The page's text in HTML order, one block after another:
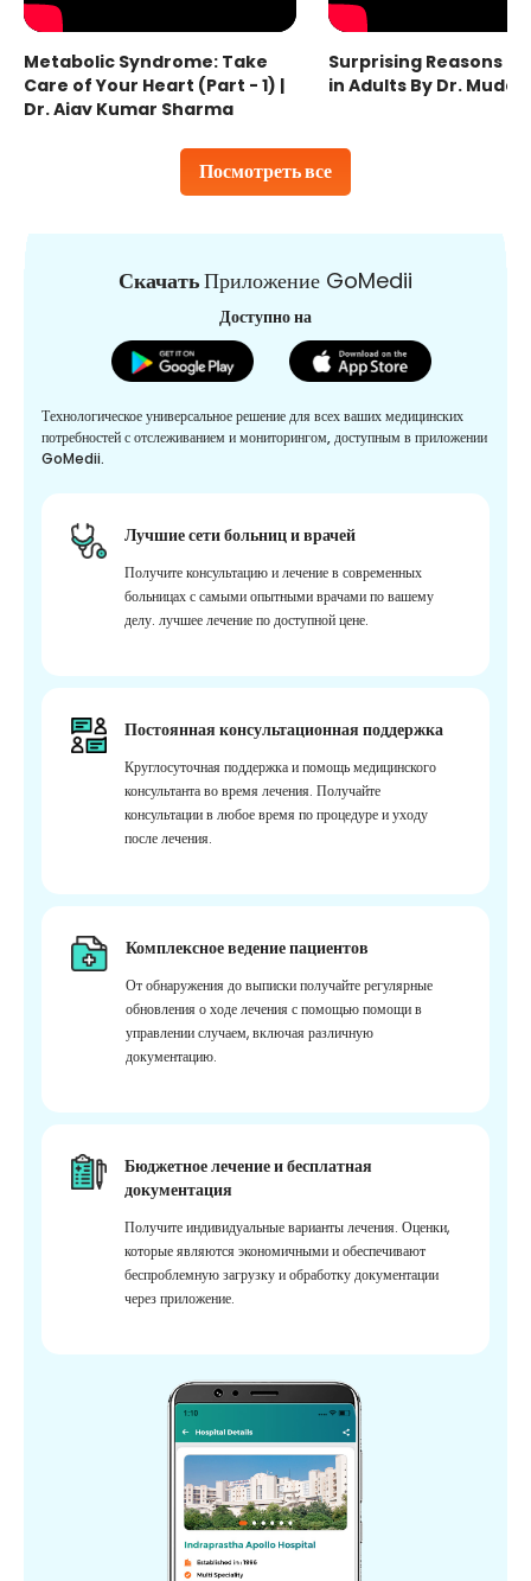
Посмотреть все
Metabolic Syndrome: Take
Care of Your Heart (Part - 1) |
Dr. Ajay Kumar Sharma
Surprising Reasons
in Adults By Dr.
СкачатьПриложение GoMedii
Доступно на
Технологическое универсальное решение для всех ваших медицинских
потребностей с отслеживанием и мониторингом, доступным в приложении
GoMedii.
Лучшие сети больниц и врачей
Получите консультацию и лечение в современных
больницах с самыми опытными врачами по вашему
делу. лучшее лечение по доступной цене.
Постоянная консультационная поддержка
Круглосуточная поддержка и помощь медицинского
консультанта во время лечения. Получайте
консультации в любое время по процедуре и уходу
после лечения.
Комплексное ведение пациентов
От обнаружения до выписки получайте регулярные
обновления о ходе лечения с помощью помощи в
управлении случаем, включая различную
документацию.
Бюджетное лечение и бесплатная
документация
Получите индивидуальные варианты лечения. Оценки,
которые являются экономичными и обеспечивают
беспроблемную загрузку и обработку документации
через приложение.